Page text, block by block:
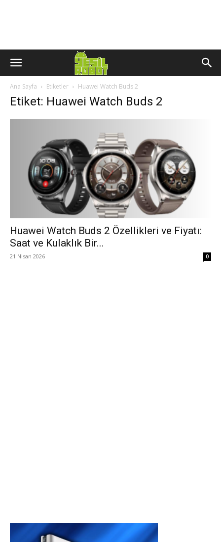
Ana Sayfa Etiketler Huawei Watch Buds 2
Etiket: Huawei Watch Buds 2
Huawei Watch Buds 2 Özellikleri ve Fiyatı:
Saat ve Kulaklık Bir...
21 Nisan 2026 0